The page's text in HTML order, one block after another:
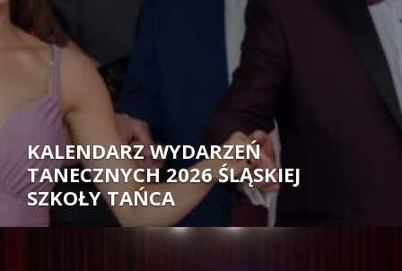
KALENDARZ WYDARZEŃ
TANECZNYCH 2026 ŚLĄSKIEJ
SZKOŁY TAŃCA